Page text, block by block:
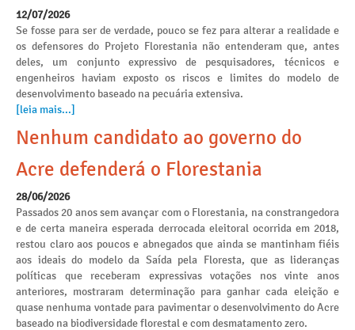
12/07/2026
Se fosse para ser de verdade, pouco se fez para alterar a realidade e
os defensores do Projeto Florestania não entenderam que, antes
deles, um conjunto expressivo de pesquisadores, técnicos e
engenheiros haviam exposto os riscos e limites do modelo de
desenvolvimento baseado na pecuária extensiva.
[leia mais...]
Nenhum candidato ao governo do
Acre defenderá o Florestania
28/06/2026
Passados 20 anos sem avançar com o Florestania, na constrangedora
e de certa maneira esperada derrocada eleitoral ocorrida em 2018,
restou claro aos poucos e abnegados que ainda se mantinham fiéis
aos ideais do modelo da Saída pela Floresta, que as lideranças
políticas que receberam expressivas votações nos vinte anos
anteriores, mostraram determinação para ganhar cada eleição e
quase nenhuma vontade para pavimentar o desenvolvimento do Acre
baseado na biodiversidade florestal e com desmatamento zero.